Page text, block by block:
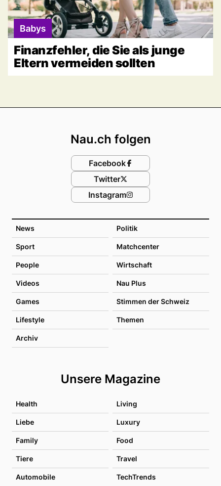
Babys
Finanzfehler, die Sie als junge
Eltern vermeiden sollten
News Politik
Sport Matchcenter
People Wirtschaft
Videos Nau Plus
Games Stimmen der Schweiz
Lifestyle Themen
Archiv
Unsere Magazine
Health Living
Liebe Luxury
Family Food
Tiere Travel
Automobile TechTrends
Nau.ch folgen
Facebook
Twitter
Instagram